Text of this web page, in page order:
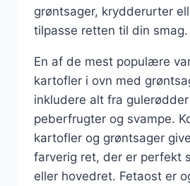
grøntsager, krydderurter
tilpasse retten til din smag.
En af de mest populære
kartofler i ovn med
inkludere alt fra
peberfrugter og svampe.
kartofler og grøntsager
farverig ret, der er perfekt
eller hovedret. Fetaost er